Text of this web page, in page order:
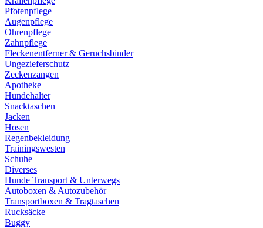
Pfotenpflege
Augenpflege
Ohrenpflege
Zahnpflege
Fleckenentferner & Geruchsbinder
Ungezieferschutz
Zeckenzangen
Apotheke
Hundehalter
Snacktaschen
Jacken
Hosen
Regenbekleidung
Trainingswesten
Schuhe
Diverses
Hunde Transport & Unterwegs
Autoboxen & Autozubehör
Transportboxen & Tragtaschen
Rucksäcke
Buggy